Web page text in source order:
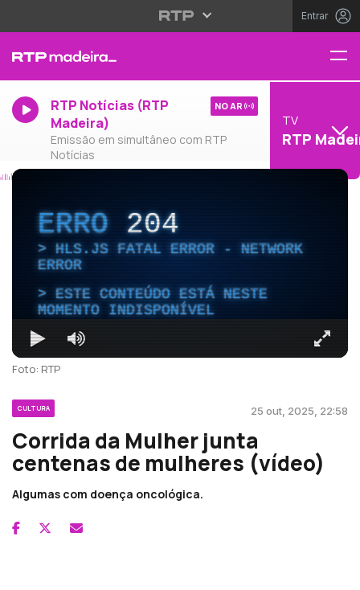
Entrar
RTP Notícias (RTP
Madeira)
Emissão em simultâneo com RTP
Notícias
NO AR
TV
RTP
ERRO204
HLS.JS FATAL ERROR - NETWORK
ERROR
ESTE CONTEÚDO ESTÁ NESTE
MOMENTO INDISPONÍVEL
Foto: RTP
CULTURA 25 out, 2025, 22:58
Corrida da Mulher junta
centenas de mulheres (vídeo)
Algumas com doença oncológica.